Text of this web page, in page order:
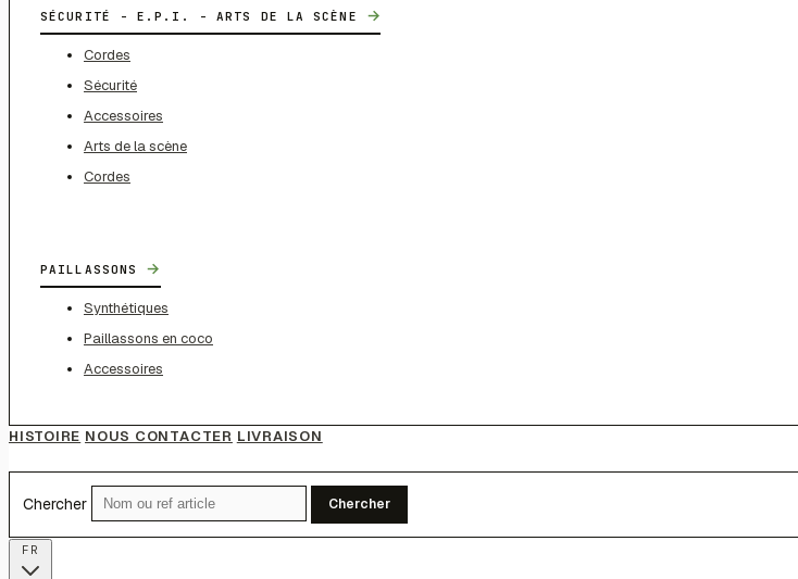
SÉCURITÉ - E.P.I. - ARTS DE LA SCÈNE →
Cordes
Sécurité
Accessoires
Arts de la scène
Cordes
PAILLASSONS →
Synthétiques
Paillassons en coco
Accessoires
HISTOIRE NOUS CONTACTER LIVRAISON
Chercher Chercher